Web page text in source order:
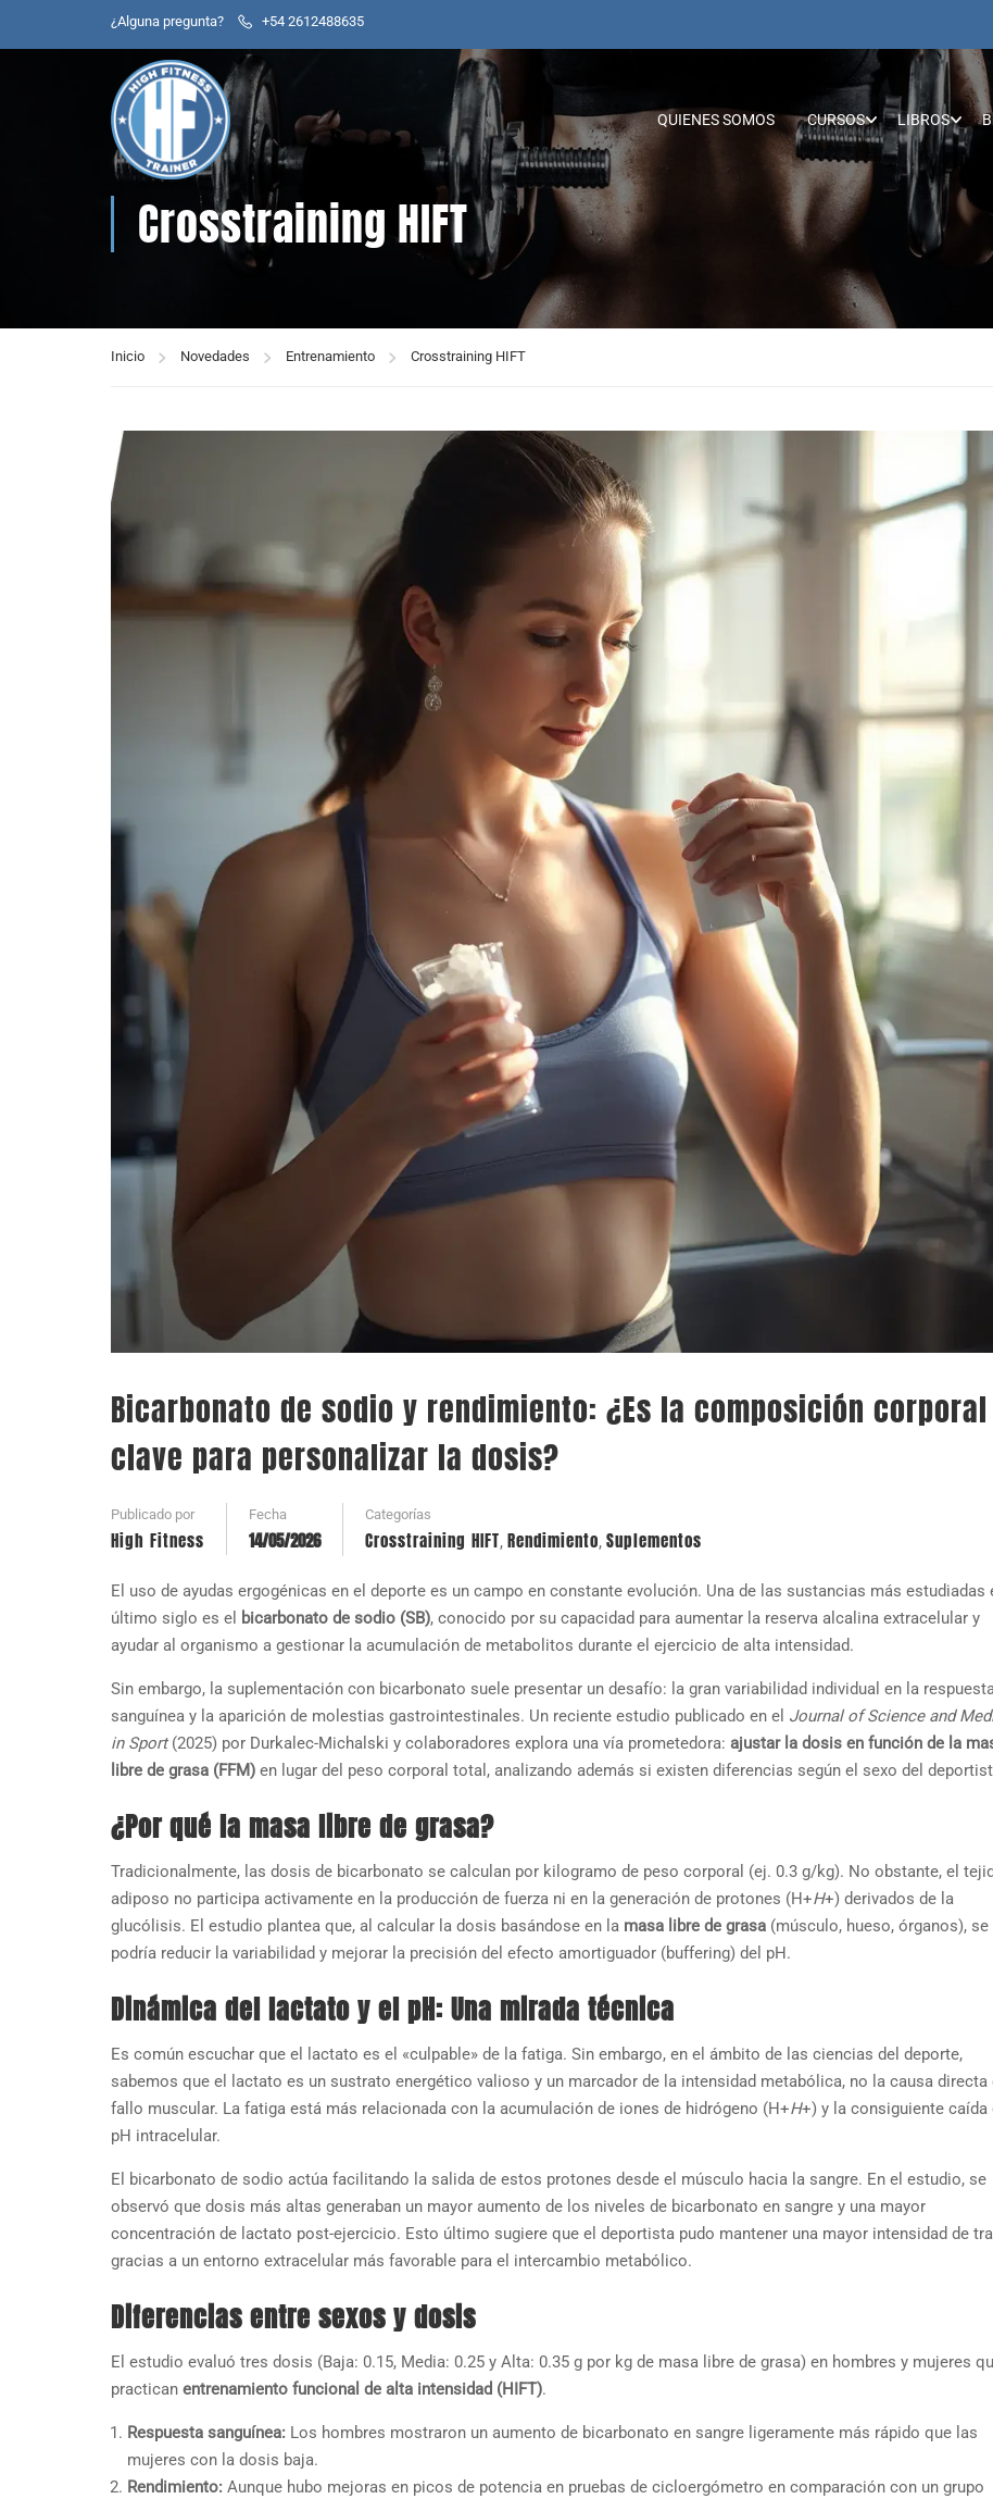
¿Alguna pregunta? +54 2612488635
QUIENES SOMOS CURSOS LIBROS
Crosstraining HIFT
Inicio Novedades Entrenamiento Crosstraining HIFT
Bicarbonato de sodio y rendimiento: ¿Es la composición
clave para personalizar la dosis?
Publicado por
High Fitness
Fecha
14/05/2026
Categorías
Crosstraining HIFT, Rendimiento, Suplementos
El uso de ayudas ergogénicas en el deporte es un campo en constante evolución. Una de las sustancias más estudiadas
último siglo es el
bicarbonato de sodio (SB), conocido por su capacidad para aumentar la reserva alcalina extracelular y
ayudar al organismo a gestionar la acumulación de metabolitos durante el ejercicio de alta intensidad.
Sin embargo, la suplementación con bicarbonato suele presentar un desafío: la gran variabilidad individual en la respuesta
sanguínea y la aparición de molestias gastrointestinales. Un reciente estudio publicado en el Journal of Science and
in Sport(2025) por Durkalec-Michalski y colaboradores explora una vía prometedora: ajustar la dosis en función de la
libre de grasa (FFM) en lugar del peso corporal total, analizando además si existen diferencias según el sexo del
¿Por qué la masa libre de grasa?
Tradicionalmente, las dosis de bicarbonato se calculan por kilogramo de peso corporal (ej. 0.3 g/kg). No obstante, el
adiposo no participa activamente en la producción de fuerza ni en la generación de protones (H+H+) derivados de la
glucólisis. El estudio plantea que, al calcular la dosis basándose en la masa libre de grasa (músculo, hueso, órganos), se
podría reducir la variabilidad y mejorar la precisión del efecto amortiguador (buffering) del pH.
Dinámica del lactato y el pH: Una mirada técnica
Es común escuchar que el lactato es el «culpable» de la fatiga. Sin embargo, en el ámbito de las ciencias del deporte,
sabemos que el lactato es un sustrato energético valioso y un marcador de la intensidad metabólica, no la causa directa
fallo muscular. La fatiga está más relacionada con la acumulación de iones de hidrógeno (H+H+) y la consiguiente caída
pH intracelular.
El bicarbonato de sodio actúa facilitando la salida de estos protones desde el músculo hacia la sangre. En el estudio, se
observó que dosis más altas generaban un mayor aumento de los niveles de bicarbonato en sangre y una mayor
concentración de lactato post-ejercicio. Esto último sugiere que el deportista pudo mantener una mayor intensidad de
gracias a un entorno extracelular más favorable para el intercambio metabólico.
Diferencias entre sexos y dosis
El estudio evaluó tres dosis (Baja: 0.15, Media: 0.25 y Alta: 0.35 g por kg de masa libre de grasa) en hombres y mujeres
practican entrenamiento funcional de alta intensidad (HIFT).
Respuesta sanguínea: Los hombres mostraron un aumento de bicarbonato en sangre ligeramente más rápido que las
mujeres con la dosis baja.
Rendimiento: Aunque hubo mejoras en picos de potencia en pruebas de cicloergómetro en comparación con un grupo